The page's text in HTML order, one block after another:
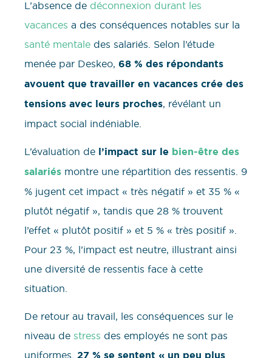
L’absence de déconnexion durant les
vacances a des conséquences notables sur la
santé mentale des salariés. Selon l’étude
menée par Deskeo, 68 % des répondants
avouent que travailler en vacances crée des
tensions avec leurs proches, révélant un
impact social indéniable.
L’évaluation de l’impact sur le bien-être des
salariés montre une répartition des ressentis. 9
% jugent cet impact « très négatif » et 35 % «
plutôt négatif », tandis que 28 % trouvent
l’effet « plutôt positif » et 5 % « très positif ».
Pour 23 %, l’impact est neutre, illustrant ainsi
une diversité de ressentis face à cette
situation.
De retour au travail, les conséquences sur le
niveau de stress des employés ne sont pas
uniformes.